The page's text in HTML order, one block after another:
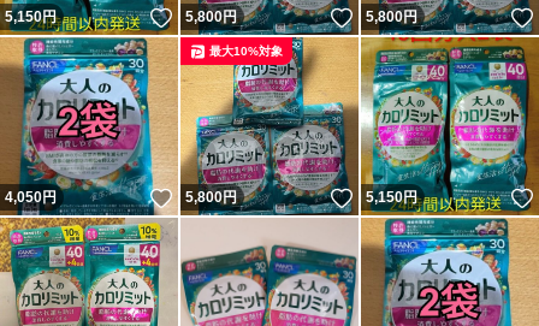
5,150円 いいね！
5,800円 いいね！
5,800円
4,050円 いいね！
5,800円 いいね！
最大10%対象
5,150円